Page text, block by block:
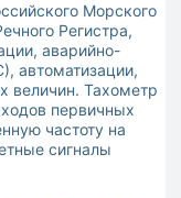
Морского
Регистра,
аварийно-
автоматизации,
величин. Тахометр
первичных
частоту на
сигналы